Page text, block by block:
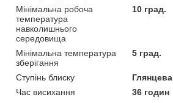
Мінімальна робоча
температура
навколишнього
середовища
10 град.
Мінімальна температура
зберігання
5 град.
Ступінь блиску
Глянцева
Час висихання
36 годин